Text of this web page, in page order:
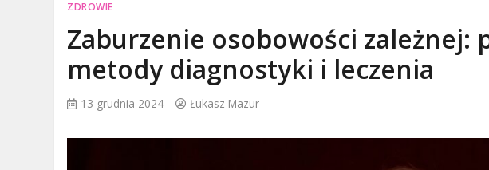
ZDROWIE
Zaburzenie osobowości zależnej:
metody diagnostyki i leczenia
13 grudnia 2024 Łukasz Mazur